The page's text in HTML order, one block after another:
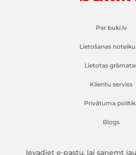
Par buki.lv
Lietošanas
Lietotas
Klientu serviss
Privātuma
Blogs
Ievadiet e-pastu, lai saņemt